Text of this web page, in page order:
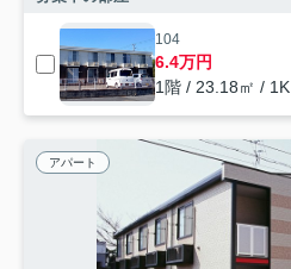
104
6.4万円
1階 / 23.18㎡ / 1K
アパート